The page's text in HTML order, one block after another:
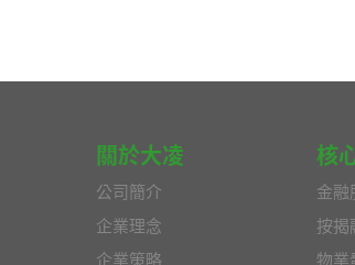
關於大凌
公司簡介
企業理念
企業策略
核
金融
按揭
物業